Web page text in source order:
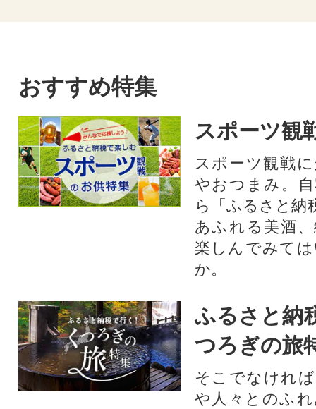
人材確保に取り組む中小企業を応援
水素社会の実現
島の暮らしを支える市営渡船を応援
障がい児・医療的ケア児への支援
おすすめ特集
スポーツ観
スポーツ観戦
やおつまみ。
ら「ふるさと納
あふれる美酒
楽しんでみて
か。
ふるさと納
つろぎの旅
そこでなけれ
や人々とのふ